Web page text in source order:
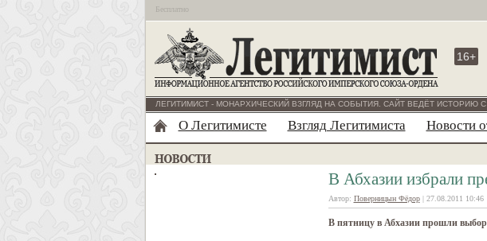
Бесплатно
16+
ЛЕГИТИМИСТ - МОНАРХИЧЕСКИЙ ВЗГЛЯД НА СОБЫТИЯ. САЙТ ВЕДЁТ ИСТОРИЮ С
О Легитимисте Взгляд Легитимиста Новости
В Абхазии избрали
Автор: Поверницын Фёдор| 27.08.2011 10:46
В пятницу в Абхазии прошли